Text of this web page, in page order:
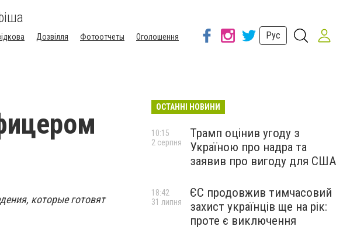
Дозвілля Фотоотчеты
Оголошення
Рус
которые готовят
ОСТАННІ НОВИНИ
Трамп оцінив угоду з
Україною про надра та
заявив про вигоду для США
10:15
2 серпня
ЄС продовжив тимчасовий
захист українців ще на рік:
проте є виключення
18:42
31 липня